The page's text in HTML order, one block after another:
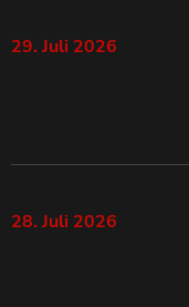
29. Juli 2026
28. Juli 2026